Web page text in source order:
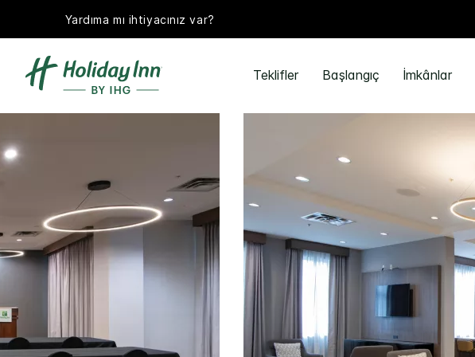
Yardıma mı ihtiyacınız var?
Teklifler Başlangıç İmkânlar